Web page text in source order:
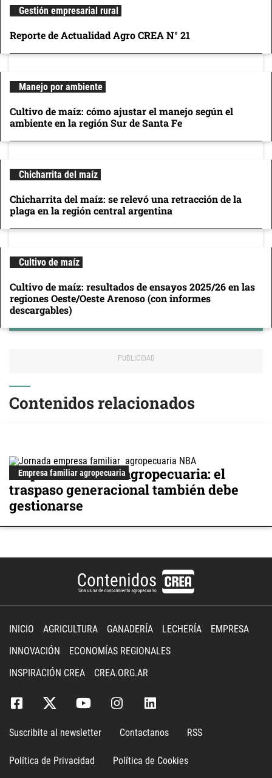
Gestión empresarial rural
Reporte de Actualidad Agro CREA N° 21
Manejo por ambiente
Cultivo de maíz: cómo ajustar el manejo según el
ambiente en la región Sur de Santa Fe
Chicharrita del maíz
Chicharrita del maíz: se relevó una retracción de la
plaga en la región central argentina
Cultivo de maíz
Cultivo de maíz: resultados de ensayos 2025/26 en las
regiones Oeste/Oeste Arenoso (con informes
descargables)
Contenidos relacionados
Empresa familiar agropecuaria
Empresa familiar agropecuaria: el
traspaso generacional también debe
gestionarse
INICIO AGRICULTURA GANADERÍA LECHERÍA
EMPRESA
INNOVACIÓN
ECONOMÍAS REGIONALES
INSPIRACIÓN CREA
CREA.ORG.AR
Suscribite al newsletter Contactanos RSS
Política de Privacidad Política de Cookies